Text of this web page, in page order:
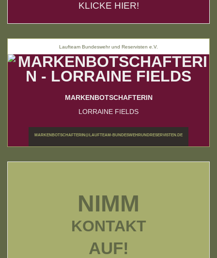
KLICKE HIER!
Laufteam Bundeswehr und Reservisten e.V.
MARKENBOTSCHAFTERIN
LORRAINE FIELDS
MARKENBOTSCHAFTERIN@LAUFTEAM-BUNDESWEHRUNDRESERVISTEN.DE
NIMM
KONTAKT
AUF!